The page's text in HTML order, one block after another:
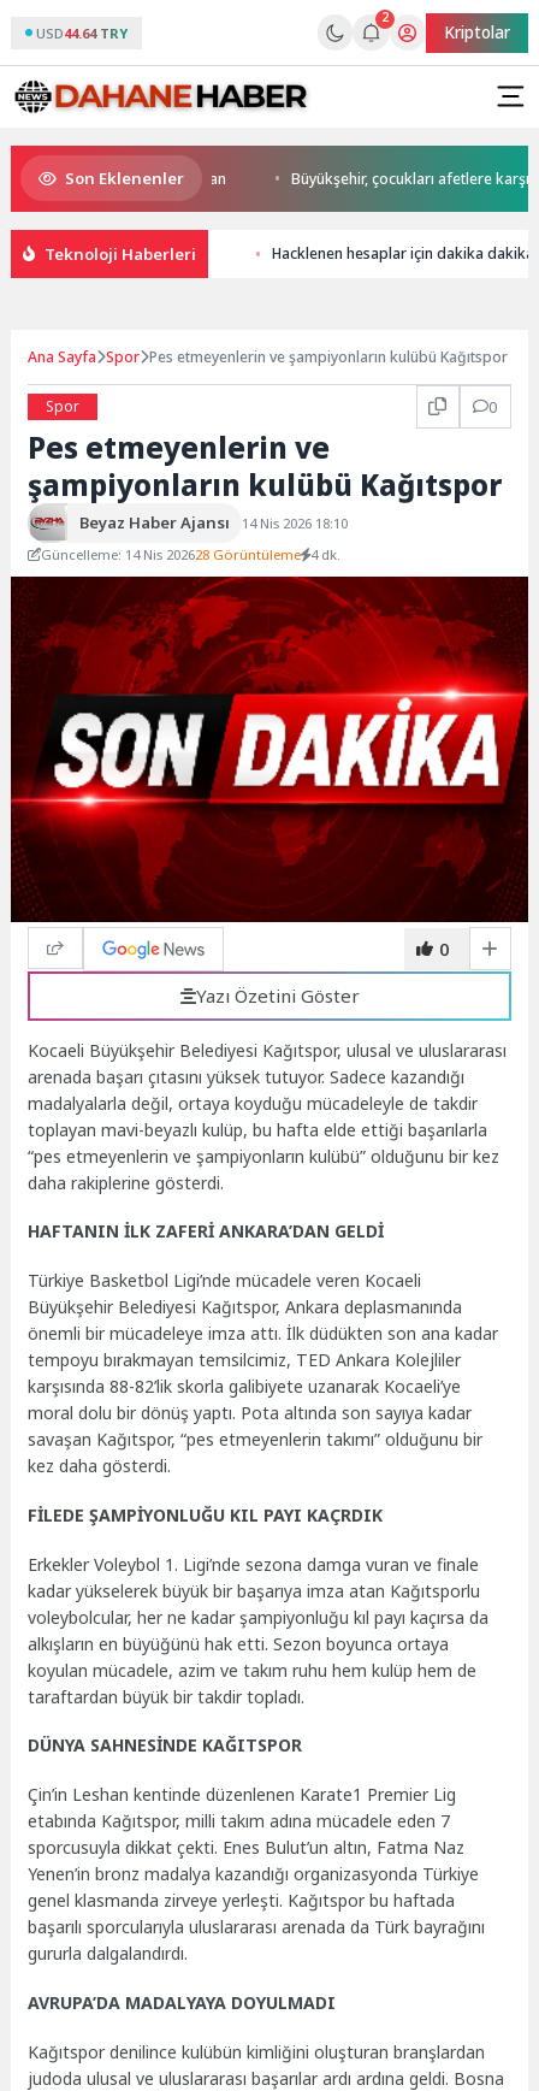
USD44.64 TRY
2
Kriptolar
Son Eklenenler
Başkan Büyükakın’dan Büyükşehir, çocukları afetlere karşı
Teknoloji Haberleri Hacklenen hesaplar için dakika
Ana Sayfa Spor Pes etmeyenlerin ve şampiyonların kulübü Kağıtspor
Spor 0
Pes etmeyenlerin ve
şampiyonların kulübü Kağıtspor
Beyaz Haber Ajansı
14 Nis 2026 18:10
Güncelleme: 14 Nis 202628 Görüntüleme 4 dk.
0
Yazı Özetini Göster
Kocaeli Büyükşehir Belediyesi Kağıtspor, ulusal ve uluslararası
arenada başarı çıtasını yüksek tutuyor. Sadece kazandığı
madalyalarla değil, ortaya koyduğu mücadeleyle de takdir
toplayan mavi-beyazlı kulüp, bu hafta elde ettiği başarılarla
“pes etmeyenlerin ve şampiyonların kulübü” olduğunu bir kez
daha rakiplerine gösterdi.
HAFTANIN İLK ZAFERİ ANKARA’DAN GELDİ
Türkiye Basketbol Ligi’nde mücadele veren Kocaeli
Büyükşehir Belediyesi Kağıtspor, Ankara deplasmanında
önemli bir mücadeleye imza attı. İlk düdükten son ana kadar
tempoyu bırakmayan temsilcimiz, TED Ankara Kolejliler
karşısında 88-82’lik skorla galibiyete uzanarak Kocaeli’ye
moral dolu bir dönüş yaptı. Pota altında son sayıya kadar
savaşan Kağıtspor, “pes etmeyenlerin takımı” olduğunu bir
kez daha gösterdi.
FİLEDE ŞAMPİYONLUĞU KIL PAYI KAÇRDIK
Erkekler Voleybol 1. Ligi’nde sezona damga vuran ve finale
kadar yükselerek büyük bir başarıya imza atan Kağıtsporlu
voleybolcular, her ne kadar şampiyonluğu kıl payı kaçırsa da
alkışların en büyüğünü hak etti. Sezon boyunca ortaya
koyulan mücadele, azim ve takım ruhu hem kulüp hem de
taraftardan büyük bir takdir topladı.
DÜNYA SAHNESİNDE KAĞITSPOR
Çin’in Leshan kentinde düzenlenen Karate1 Premier Lig
etabında Kağıtspor, milli takım adına mücadele eden 7
sporcusuyla dikkat çekti. Enes Bulut’un altın, Fatma Naz
Yenen’in bronz madalya kazandığı organizasyonda Türkiye
genel klasmanda zirveye yerleşti. Kağıtspor bu haftada
başarılı sporcularıyla uluslararası arenada da Türk bayrağını
gururla dalgalandırdı.
AVRUPA’DA MADALYAYA DOYULMADI
Kağıtspor denilince kulübün kimliğini oluşturan branşlardan
judoda ulusal ve uluslararası başarılar ardı ardına geldi. Bosna